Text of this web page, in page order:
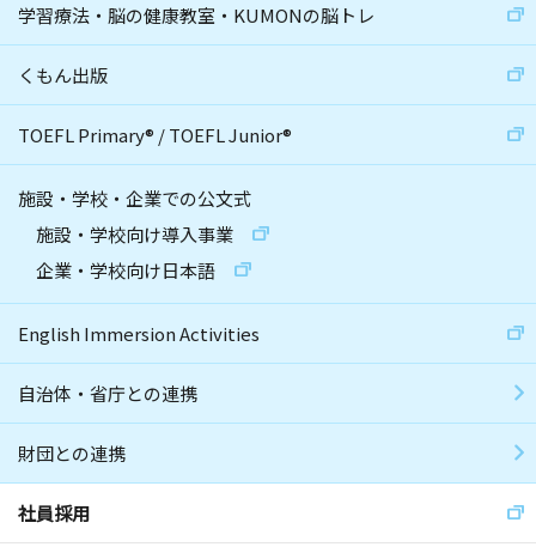
学習療法・脳の健康教室・KUMONの脳トレ
くもん出版
TOEFL Primary® /TOEFL Junior®
施設・学校・企業での公文式
施設・学校向け導入事業
企業・学校向け日本語
English Immersion Activities
自治体・省庁との連携
財団との連携
社員採用